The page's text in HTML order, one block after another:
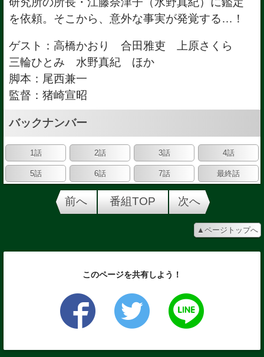
を依頼。そこから、意外な事実が発覚する…！
ゲスト：高橋かおり 合田雅吏 上原さくら
三輪ひとみ 水野真紀 ほか
脚本：尾西兼一
監督：猪崎宣昭
バックナンバー
1話 2話 3話 4話
5話 6話 7話 最終話
前へ 番組TOP 次へ
▲ページトップへ
このページを共有しよう！